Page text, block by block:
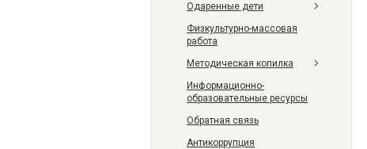
Одаренные дети
Физкультурно-массовая
работа
Методическая копилка
Информационно-
образовательные ресурсы
Обратная связь
Антикоррупция